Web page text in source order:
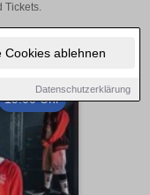
Cookies ablehnen
Datenschutzerklärung
Tickets.
19:00 Uhr